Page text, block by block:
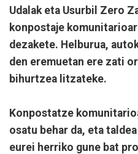
Udalak eta Usurbil Zero
konpostaje
dezakete. Helburua,
den eremuetan ere zati
bihurtzea litzateke.
Konpostatze
osatu behar da, eta
eurei herriko gune bat